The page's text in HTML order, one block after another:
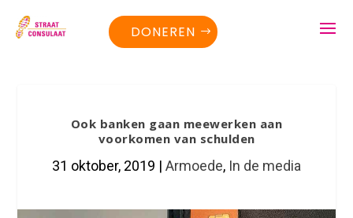
DONEREN
Ook banken gaan meewerken aan
voorkomen van schulden
31 oktober, 2019 | Armoede, In de media